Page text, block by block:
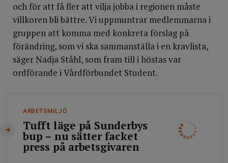
och för att få fler att vilja jobba i regionen måste
villkoren bli bättre. Vi uppmuntrar medlemmarna i
gruppen att komma med konkreta förslag på
förändring, som vi ska sammanställa i en kravlista,
säger Nadja Ståhl, som fram till i höstas var
ordförande i Vårdförbundet Student.
ARBETSMILJÖ
Tufft läge på Sunderbys
bup – nu sätter facket
press på arbetsgivaren